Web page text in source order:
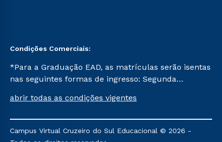
Condições Comerciais:
*Para a Graduação EAD, as matrículas serão isentas
nas seguintes formas de ingresso: Segunda
Já para as demais, a taxa de matrícula será de R$
mencionadas são referentes aos cursos: Ensino
Religioso, Geografia para a Docência e Metodologia
abrir todas as condições vigentes
Campus Virtual Cruzeiro do Sul Educacional © 2026 -